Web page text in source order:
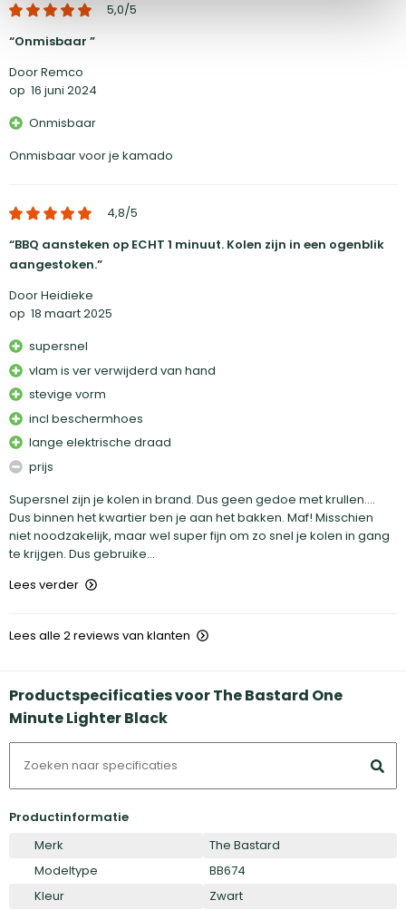
5,0/5
Onmisbaar
Door Remco
op 16 juni 2024
Onmisbaar
Onmisbaar voor je kamado
4,8/5
BBQ aansteken op ECHT 1 minuut. Kolen zijn in een ogenblik
aangestoken.
Door Heidieke
op 18 maart 2025
supersnel
vlam is ver verwijderd van hand
stevige vorm
incl beschermhoes
lange elektrische draad
prijs
Supersnel zijn je kolen in brand. Dus geen gedoe met krullen....
Dus binnen het kwartier ben je aan het bakken. Maf! Misschien
niet noodzakelijk, maar wel super fijn om zo snel je kolen in gang
te krijgen. Dus gebruike...
Lees verder
Lees alle 2 reviews van klanten
Productspecificaties voor The Bastard One
Minute Lighter Black
Productinformatie
Merk
The Bastard
Modeltype
BB674
Kleur
Zwart